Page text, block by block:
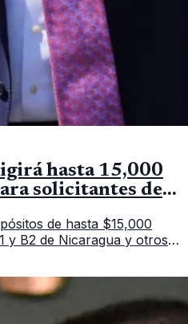
hasta 15,000
solicitantes de
de hasta $15,000
y B2 de Nicaragua y otros